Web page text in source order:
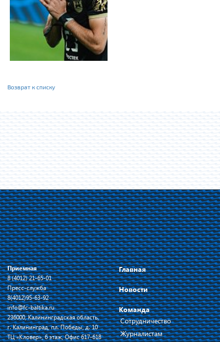
Возврат к списку
Приемная
8 (4012) 21-65-01
Пресс-служба
8(4012)95-63-92
info@fc-baltika.ru
236000, Калининградская область,
г. Калининград, пл. Победы, д. 10
ТЦ «Кловер», 6 этаж, Офис 617-618
Главная
Новости
Команда
Сотрудничество
Журналистам